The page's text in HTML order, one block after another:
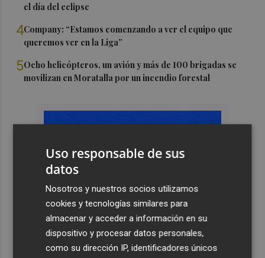
el día del eclipse
4Company: “Estamos comenzando a ver el equipo que
queremos ver en la Liga”
5Ocho helicópteros, un avión y más de 100 brigadas se
movilizan en Moratalla por un incendio forestal
Uso responsable de sus
datos
Nosotros y nuestros socios utilizamos
cookies y tecnologías similares para
almacenar y acceder a información en su
dispositivo y procesar datos personales,
como su dirección IP, identificadores únicos